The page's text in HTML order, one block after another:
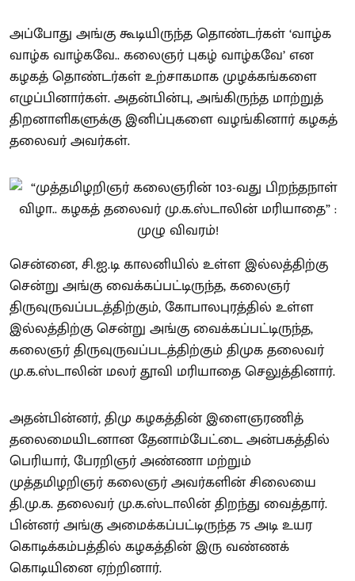
அப்போது அங்கு கூடியிருந்த தொண்டர்கள் ‘வாழ்க
வாழ்க வாழ்கவே.. கலைஞர் புகழ் வாழ்கவே’ என
கழகத் தொண்டர்கள் உற்சாகமாக முழக்கங்களை
எழுப்பினார்கள். அதன்பின்பு, அங்கிருந்த மாற்றுத்
திறனாளிகளுக்கு இனிப்புகளை வழங்கினார் கழகத்
தலைவர் அவர்கள்.
சென்னை, சி.ஐ.டி காலனியில் உள்ள இல்லத்திற்கு
சென்று அங்கு வைக்கப்பட்டிருந்த, கலைஞர்
திருவுருவப்படத்திற்கும், கோபாலபுரத்தில் உள்ள
இல்லத்திற்கு சென்று அங்கு வைக்கப்பட்டிருந்த,
கலைஞர் திருவுருவப்படத்திற்கும் திமுக தலைவர்
மு.க.ஸ்டாலின் மலர் தூவி மரியாதை செலுத்தினார்.
அதன்பின்னர், திமு கழகத்தின் இளைஞரணித்
தலைமையிடனான தேனாம்பேட்டை அன்பகத்தில்
பெரியார், பேரறிஞர் அண்ணா மற்றும்
முத்தமிழறிஞர் கலைஞர் அவர்களின் சிலையை
தி.மு.க. தலைவர் மு.க.ஸ்டாலின் திறந்து வைத்தார்.
பின்னர் அங்கு அமைக்கப்பட்டிருந்த 75 அடி உயர
கொடிக்கம்பத்தில் கழகத்தின் இரு வண்ணக்
கொடியினை ஏற்றினார்.